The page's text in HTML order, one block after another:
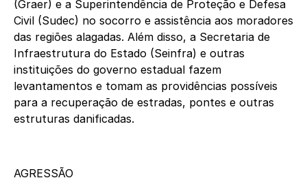
(Graer) e a Superintendência de Proteção e Defesa
Civil (Sudec) no socorro e assistência aos moradores
das regiões alagadas. Além disso, a Secretaria de
Infraestrutura do Estado (Seinfra) e outras
instituições do governo estadual fazem
levantamentos e tomam as providências possíveis
para a recuperação de estradas, pontes e outras
estruturas danificadas.
AGRESSÃO